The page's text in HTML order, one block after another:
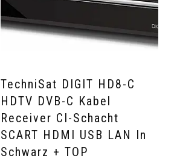
TechniSat DIGIT HD8-C
HDTV DVB-C Kabel
Receiver CI-Schacht
SCART HDMI USB LAN In
Schwarz + TOP